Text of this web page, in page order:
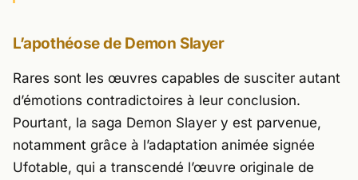
L’apothéose de Demon Slayer
Rares sont les œuvres capables de susciter autant
d’émotions contradictoires à leur conclusion.
Pourtant, la saga Demon Slayer y est parvenue,
notamment grâce à l’adaptation animée signée
Ufotable, qui a transcendé l’œuvre originale de